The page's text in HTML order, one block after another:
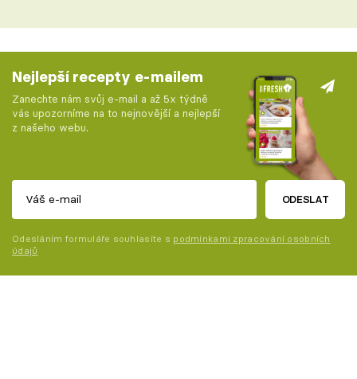
Nejlepší recepty e-mailem
Zanechte nám svůj e-mail a až 5x týdně
vás upozorníme na to nejnovější a nejlepší
z našeho webu.
ODESLAT
Odesláním formuláře souhlasíte s podmínkami zpracování osobních
údajů